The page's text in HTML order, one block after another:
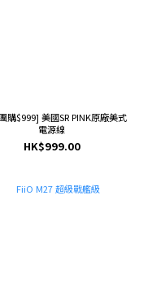
購$999] 美國SR PINK原廠美式
電源線
HK$999.00